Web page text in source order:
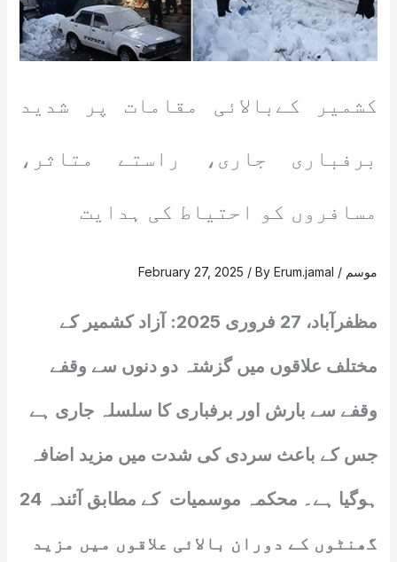
کشمیر کےبالائی مقامات پر شدید
برفباری جاری، راستے متاثر،
مسافروں کو احتیاط کی ہدایت
موسم /
February 27, 2025 / ByErum.jamal
مظفرآباد، 27 فروری 2025: آزاد کشمیر کے
مختلف علاقوں میں گزشتہ دو دنوں سے وقفے
وقفے سے بارش اور برفباری کا سلسلہ جاری ہے
جس کے باعث سردی کی شدت میں مزید اضافہ
ہوگیا ہے۔ محکمہ موسمیات کے مطابق آئندہ 24
گھنٹوں کے دوران بالائی علاقوں میں مزید